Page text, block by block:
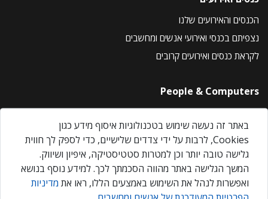
הכנסים והאירועים שלנו
נצפיתם בכנסי ואירועי אנשים ומחשבים
לקראת כנסים ואירועים קרובים
People & Computers
About Us
Privacy Policy
Contact Us
Our Events
באתר זה נעשה שימוש בטכנולוגיות איסוף מידע כגון
Cookies, לרבות על ידי צדדים שלישיים, כדי לספק לך חווית
גלישה טובה יותר וכן למטרות סטטיסטיקה, איפיון ושיווק.
המשך הגלישה באתר מהווה הסכמתך לכך. למידע נוסף בנושא
ואפשרות לנהל את השימוש באמצעים הללו, ראו את מדיניות